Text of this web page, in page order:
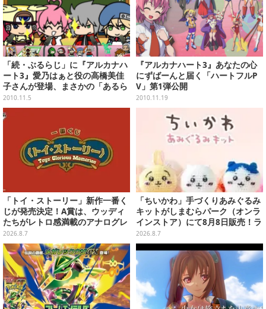
「続・ぶるらじ」に『アルカナハ
ート3』愛乃はぁと役の高橋美佳
子さんが登場、まさかの「あるら
じ」！？
2010.11.5
『アルカナハート3』あなたの心
にずばーんと届く「ハートフルP
V」第1弾公開
2010.11.19
「トイ・ストーリー」新作一番く
じが発売決定！A賞は、ウッディ
たちがレトロ感満載のアナログレ
コード上を走る姿で立体化
2026.8.7
「ちいかわ」手づくりあみぐるみ
キットがしまむらパーク（オンラ
インストア）にて8月8日販売！ラ
インナップ全3種、初心者向きの
編み方で作れちゃう
2026.8.7